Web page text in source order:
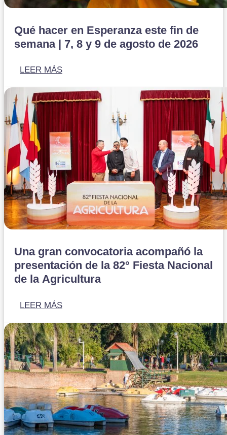
Qué hacer en Esperanza este fin de
semana | 7, 8 y 9 de agosto de 2026
LEER MÁS
Una gran convocatoria acompañó la
presentación de la 82° Fiesta Nacional
de la Agricultura
LEER MÁS